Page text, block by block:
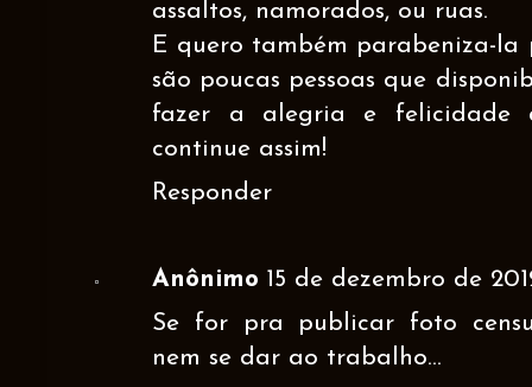
assaltos, namorados, ou ruas.
E quero também parabeniza-la
são poucas pessoas que
fazer a alegria e felicidade
continue assim!
Responder
Anônimo 15 de dezembro de
Se for pra publicar foto
nem se dar ao trabalho...